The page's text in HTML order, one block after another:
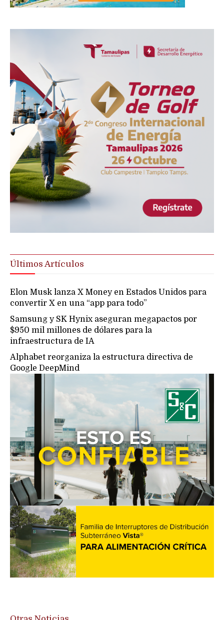
Últimos Artículos
Elon Musk lanza X Money en Estados Unidos para
convertir X en una “app para todo”
Samsung y SK Hynix aseguran megapactos por
$950 mil millones de dólares para la
infraestructura de IA
Alphabet reorganiza la estructura directiva de
Google DeepMind